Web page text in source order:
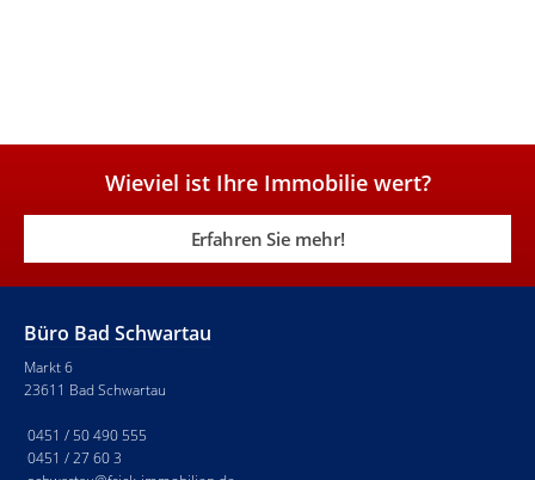
Wieviel ist Ihre Immobilie wert?
Erfahren Sie mehr!
Büro Bad Schwartau
Markt 6
23611 Bad Schwartau
0451 / 50 490 555
0451 / 27 60 3